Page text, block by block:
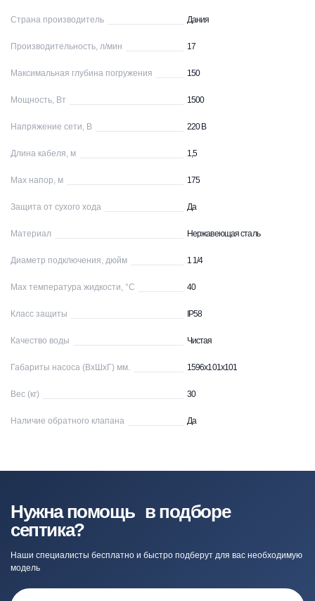
Страна производитель Дания
Производительность, л/мин 17
Максимальная глубина погружения 150
Мощность, Вт 1500
Напряжение сети, В 220 В
Длина кабеля, м 1,5
Max напор, м 175
Защита от сухого хода Да
Материал Нержавеющая сталь
Диаметр подключения, дюйм 1 1/4
Max температура жидкости, °С 40
Класс защиты IP58
Качество воды Чистая
Габариты насоса (ВхШхГ) мм. 1596х101х101
Вес (кг) 30
Наличие обратного клапана Да
Нужна помощь в подборе
септика?
Наши специалисты бесплатно и быстро подберут для вас необходимую
модель